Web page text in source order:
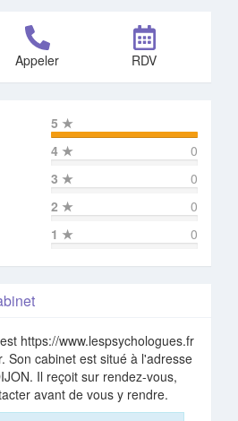
Appeler RDV
5 ★
4 ★
0
3 ★
0
2 ★
0
1 ★ 0
https://www.lespsychologues.fr
Son cabinet est situé à l'adresse
Il reçoit sur rendez-vous,
avant de vous y rendre.